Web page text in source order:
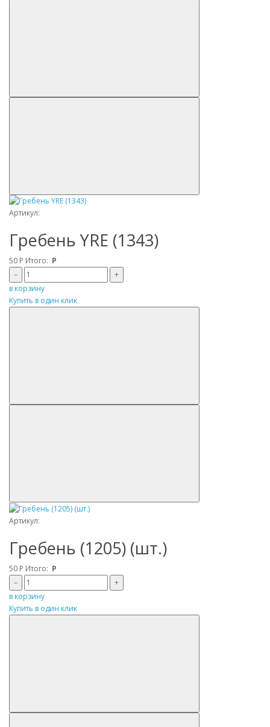
Артикул:
Гребень YRE (1343)
50 Р Итого: Р
–
+
в корзину
Купить в один клик
Артикул:
Гребень (1205) (шт.)
50 Р Итого: Р
–
+
в корзину
Купить в один клик